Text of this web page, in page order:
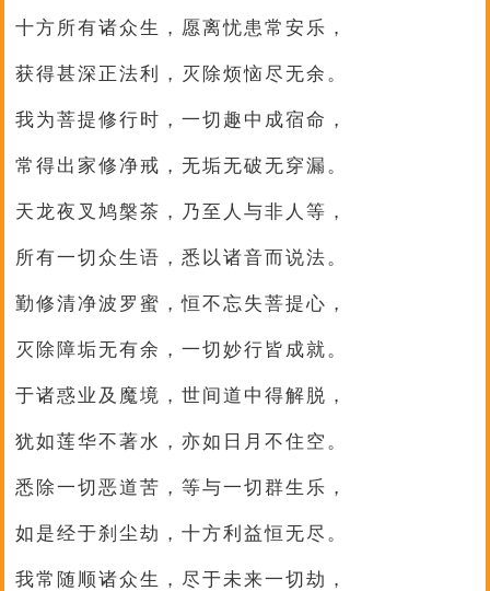
十方所有诸众生，愿离忧患常安乐，
获得甚深正法利，灭除烦恼尽无余。
我为菩提修行时，一切趣中成宿命，
常得出家修净戒，无垢无破无穿漏。
天龙夜叉鸠槃茶，乃至人与非人等，
所有一切众生语，悉以诸音而说法。
勤修清净波罗蜜，恒不忘失菩提心，
灭除障垢无有余，一切妙行皆成就。
于诸惑业及魔境，世间道中得解脱，
犹如莲华不著水，亦如日月不住空。
悉除一切恶道苦，等与一切群生乐，
如是经于刹尘劫，十方利益恒无尽。
我常随顺诸众生，尽于未来一切劫，